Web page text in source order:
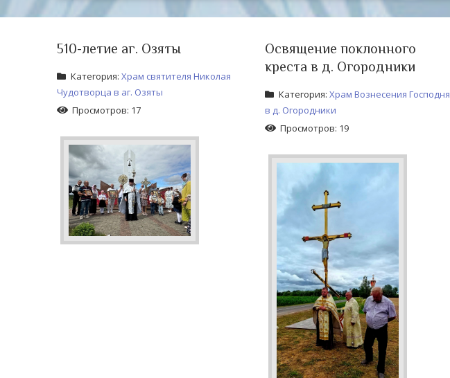
510-летие аг. Озяты
Категория:Храм святителя Николая
Чудотворца в аг. Озяты
Просмотров: 17
Освящение поклонного
креста в д. Огородники
Категория:Храм Вознесения Господня
в д. Огородники
Просмотров: 19